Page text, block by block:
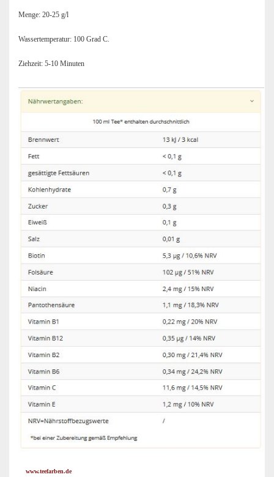
Menge: 20-25 g/l
Wassertemperatur: 100 Grad C.
Ziehzeit: 5-10 Minuten
www.teefarben.de